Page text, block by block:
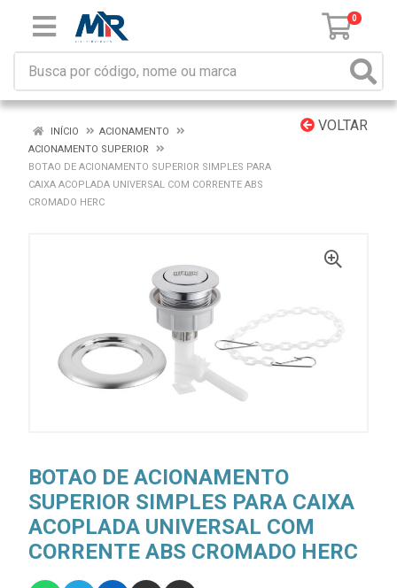
0
VOLTAR
INÍCIO
ACIONAMENTO
ACIONAMENTO SUPERIOR
BOTAO DE ACIONAMENTO SUPERIOR SIMPLES PARA
CAIXA ACOPLADA UNIVERSAL COM CORRENTE ABS
CROMADO HERC
BOTAO DE ACIONAMENTO
SUPERIOR SIMPLES PARA CAIXA
ACOPLADA UNIVERSAL COM
CORRENTE ABS CROMADO HERC